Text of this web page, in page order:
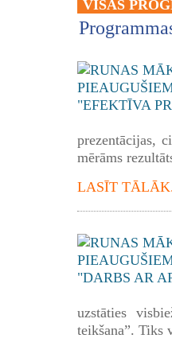
VISAS
prezentācijas,
mērāms
LASĪT
uzstāties
teikšana”. Tiks